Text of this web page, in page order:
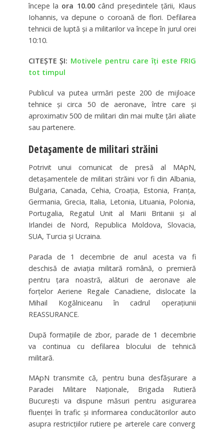
începe la ora 10.00când președintele țării, Klaus
Iohannis, va depune o coroană de flori. Defilarea
tehnicii de luptă și a militarilor va începe în jurul orei
10:10.
CITEȘTE ȘI: Motivele pentru care îți este FRIG
tot timpul
Publicul va putea urmări peste 200 de mijloace
tehnice şi circa 50 de aeronave, între care şi
aproximativ 500 de militari din mai multe ţări aliate
sau partenere.
Detașamente de militari străini
Potrivit unui comunicat de presă al MApN,
detaşamentele de militari străini vor fi din Albania,
Bulgaria, Canada, Cehia, Croaţia, Estonia, Franţa,
Germania, Grecia, Italia, Letonia, Lituania, Polonia,
Portugalia, Regatul Unit al Marii Britanii şi al
Irlandei de Nord, Republica Moldova, Slovacia,
SUA, Turcia şi Ucraina.
Parada de 1 decembrie de anul acesta va fi
deschisă de aviația militară română, o premieră
pentru țara noastră, alături de aeronave ale
forţelor Aeriene Regale Canadiene, dislocate la
Mihail Kogălniceanu în cadrul operațiunii
REASSURANCE.
După formațiile de zbor, parade de 1 decembrie
va continua cu defilarea blocului de tehnică
militară.
MApN transmite că, pentru buna desfăşurare a
Paradei Militare Naţionale, Brigada Rutieră
Bucureşti va dispune măsuri pentru asigurarea
fluenţei în trafic şi informarea conducătorilor auto
asupra restricţiilor rutiere pe arterele care converg